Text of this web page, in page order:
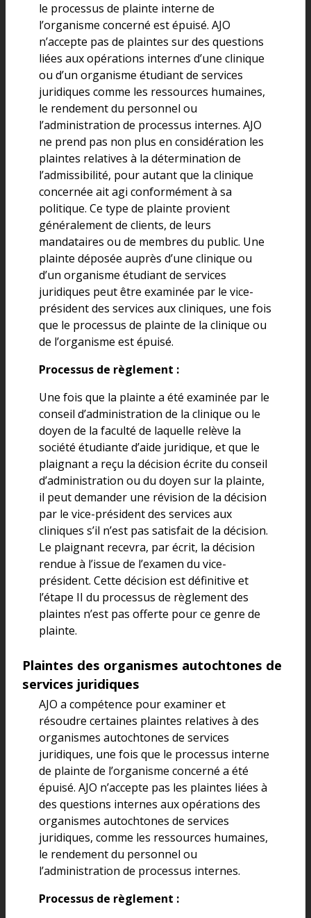
le processus de plainte interne de
l’organisme concerné est épuisé. AJO
n’accepte pas de plaintes sur des questions
liées aux opérations internes d’une clinique
ou d’un organisme étudiant de services
juridiques comme les ressources humaines,
le rendement du personnel ou
l’administration de processus internes. AJO
ne prend pas non plus en considération les
plaintes relatives à la détermination de
l’admissibilité, pour autant que la clinique
concernée ait agi conformément à sa
politique. Ce type de plainte provient
généralement de clients, de leurs
mandataires ou de membres du public. Une
plainte déposée auprès d’une clinique ou
d’un organisme étudiant de services
juridiques peut être examinée par le vice-
président des services aux cliniques, une fois
que le processus de plainte de la clinique ou
de l’organisme est épuisé.
Processus de règlement :
Une fois que la plainte a été examinée par le
conseil d’administration de la clinique ou le
doyen de la faculté de laquelle relève la
société étudiante d’aide juridique, et que le
plaignant a reçu la décision écrite du conseil
d’administration ou du doyen sur la plainte,
il peut demander une révision de la décision
par le vice-président des services aux
cliniques s’il n’est pas satisfait de la décision.
Le plaignant recevra, par écrit, la décision
rendue à l’issue de l’examen du vice-
président. Cette décision est définitive et
l’étape II du processus de règlement des
plaintes n’est pas offerte pour ce genre de
plainte.
Plaintes des organismes autochtones de
services juridiques
AJO a compétence pour examiner et
résoudre certaines plaintes relatives à des
organismes autochtones de services
juridiques, une fois que le processus interne
de plainte de l’organisme concerné a été
épuisé. AJO n’accepte pas les plaintes liées à
des questions internes aux opérations des
organismes autochtones de services
juridiques, comme les ressources humaines,
le rendement du personnel ou
l’administration de processus internes.
Processus de règlement :